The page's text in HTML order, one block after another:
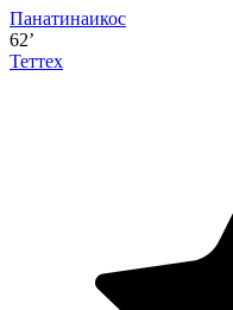
Панатинаикос
62’
Теттех